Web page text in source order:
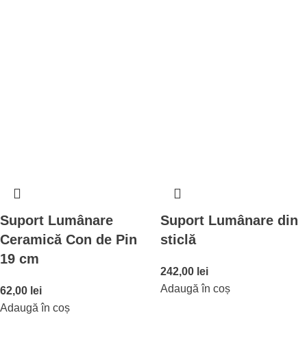
Suport Lumânare
Ceramică Con de Pin
19 cm
62,00 lei
Adaugă în coș
Suport Lumânare din
sticlă
242,00 lei
Adaugă în coș